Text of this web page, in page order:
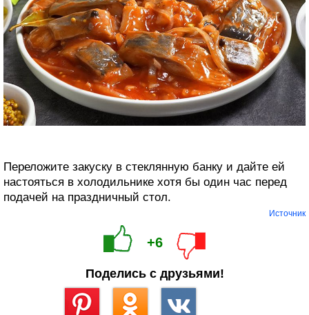
Переложите закуску в стеклянную банку и дайте ей
настояться в холодильнике хотя бы один час перед
подачей на праздничный стол.
Источник
+6
Поделись с друзьями!